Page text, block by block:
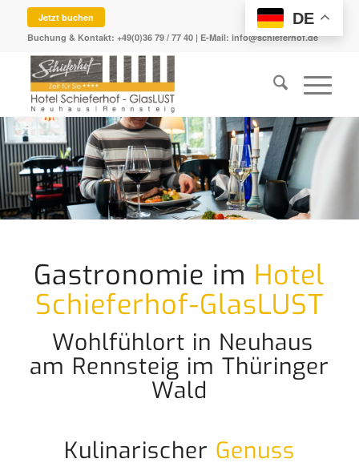
Jetzt buchen
Buchung & Kontakt: +49(0)36 79 / 77 40| E-Mail: info@schieferhof.de
Gastronomie im Hotel
Schieferhof-GlasLUST
Wohlfühlort in Neuhaus
am Rennsteig im Thüringer
Wald
Kulinarischer Genuss
DE